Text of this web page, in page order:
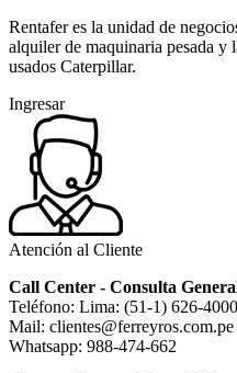
Rentafer es la unidad de
alquiler de maquinaria pesada y
usados Caterpillar.
Ingresar
Atención al Cliente
Call Center - Consulta
Teléfono: Lima: (51-1) 626-4000
Mail: clientes@ferreyros.com.pe
Whatsapp: 988-474-662